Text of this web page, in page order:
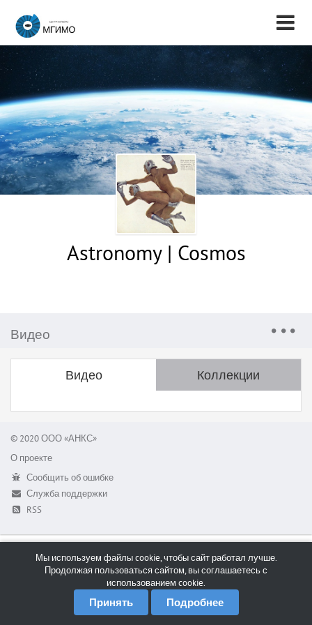
Astronomy | Cosmos
Видео
Видео Коллекции
© 2020 ООО «АНКС»
О проекте
Сообщить об ошибке
Служба поддержки
RSS
Мы используем файлы cookie, чтобы сайт работал лучше.
Продолжая пользоваться сайтом, вы соглашаетесь с
использованием cookie.
Принять Подробнее